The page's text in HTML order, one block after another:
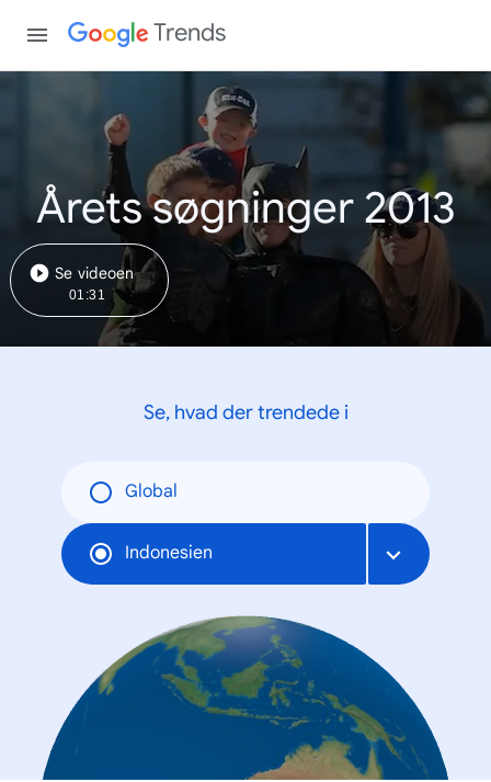
Trends
Årets søgninger 2013
Se videoen
01:31
Se, hvad der trendede i
Global
Indonesien